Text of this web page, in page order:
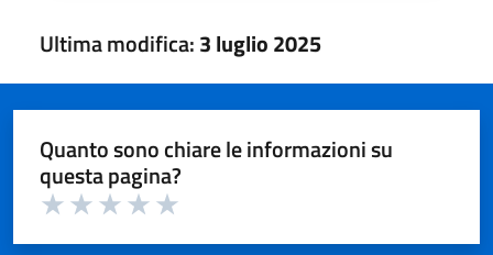
Ultima modifica:3 luglio 2025
Quanto sono chiare le informazioni su
questa pagina?